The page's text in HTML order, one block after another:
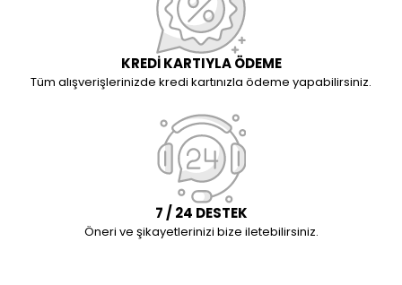
KREDİ KARTIYLA ÖDEME
Tüm alışverişlerinizde kredi kartınızla ödeme yapabilirsiniz.
7 / 24 DESTEK
Öneri ve şikayetlerinizi bize iletebilirsiniz.